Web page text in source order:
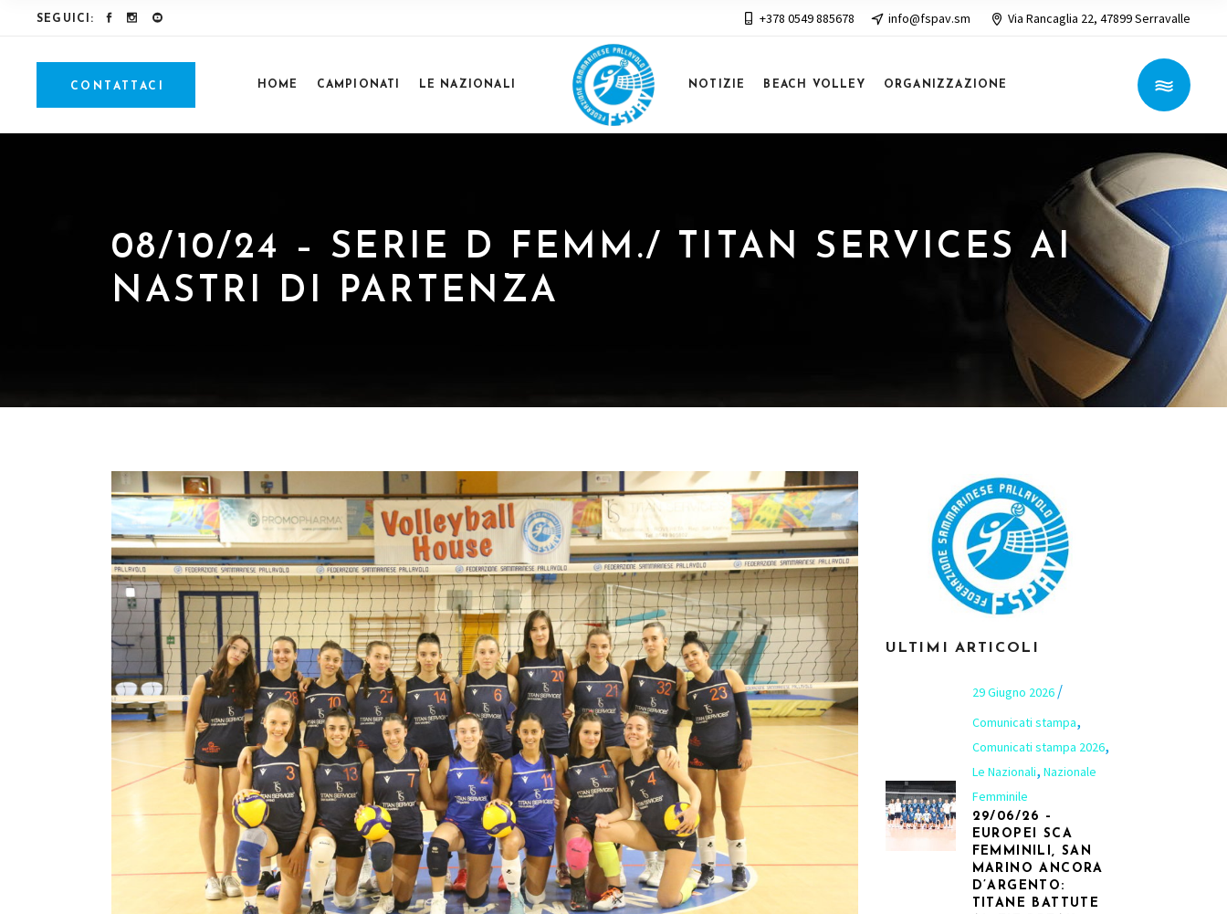
SEGUICI: +378 0549 885678 info@fspav.sm Via Rancaglia 22, 47899 Serravalle
CONTATTACI HOME CAMPIONATI LE NAZIONALI NOTIZIE BEACH VOLLEY ORGANIZZAZIONE
08/10/24 – SERIE D FEMM./ TITAN SERVICES AI
NASTRI DI PARTENZA
ULTIMI ARTICOLI
29 Giugno 2026
Comunicati stampa,
Comunicati stampa 2026,
Le Nazionali, Nazionale
Femminile
29/06/26 –
EUROPEI SCA
FEMMINILI, SAN
MARINO ANCORA
D’ARGENTO:
TITANE BATTUTE